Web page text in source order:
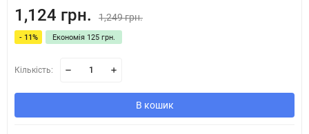
1,124 грн. 1,249 грн.
- 11% Економія 125 грн.
Кількість:
В кошик